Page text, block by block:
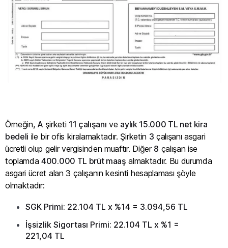
Örneğin, A şirketi 11 çalışanı ve aylık 15.000 TL net kira
bedeli ile bir ofis kiralamaktadır. Şirketin 3 çalışanı asgari
ücretli olup gelir vergisinden muaftır. Diğer 8 çalışan ise
toplamda400.000 TL brüt maaş almaktadır. Bu durumda
asgari ücret alan 3 çalışanın kesinti hesaplaması şöyle
olmaktadır:
SGK Primi: 22.104 TL x %14 = 3.094,56 TL
İşsizlik Sigortası Primi: 22.104 TL x %1 =
221,04 TL